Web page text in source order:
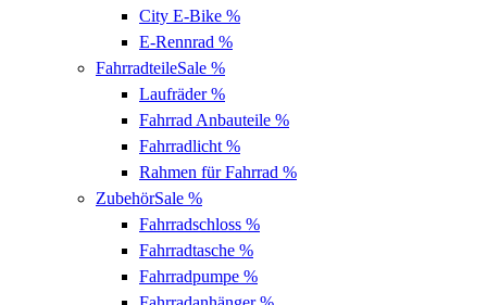
City E-Bike %
E-Rennrad %
FahrradteileSale %
Laufräder%
Fahrrad Anbauteile %
Fahrradlicht %
Rahmen für Fahrrad %
ZubehörSale %
Fahrradschloss %
Fahrradtasche %
Fahrradpumpe %